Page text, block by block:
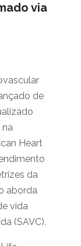
via
de
na
Heart
da
aborda
vida
(SAVC).